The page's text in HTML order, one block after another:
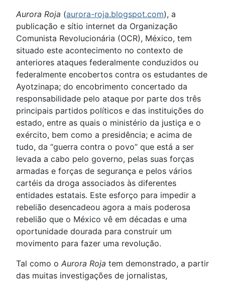
Aurora Roja (aurora-roja.blogspot.com), a
publicação e sítio internet da Organização
Comunista Revolucionária (OCR), México, tem
situado este acontecimento no contexto de
anteriores ataques federalmente conduzidos ou
federalmente encobertos contra os estudantes de
Ayotzinapa; do encobrimento concertado da
responsabilidade pelo ataque por parte dos três
principais partidos políticos e das instituições do
estado, entre as quais o ministério da justiça e o
exército, bem como a presidência; e acima de
tudo, da “guerra contra o povo” que está a ser
levada a cabo pelo governo, pelas suas forças
armadas e forças de segurança e pelos vários
cartéis da droga associados às diferentes
entidades estatais. Este esforço para impedir a
rebelião desencadeou agora a mais poderosa
rebelião que o México vê em décadas e uma
oportunidade dourada para construir um
movimento para fazer uma revolução.
Tal como o Aurora Roja tem demonstrado, a partir
das muitas investigações de jornalistas,